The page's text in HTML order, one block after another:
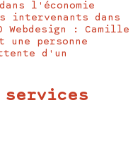
l'économie
dans
: Camille
personne
d'un